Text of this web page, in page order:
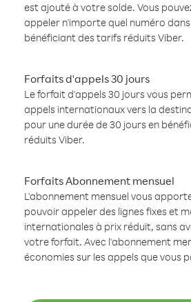
est ajouté à votre solde. Vous
appeler n'importe quel numéro
bénéficiant des tarifs réduits Viber.
Forfaits d'appels 30 jours
Le forfait d'appels 30 jours vous
appels internationaux vers la
pour une durée de 30 jours en
réduits Viber.
Forfaits Abonnement mensuel
L'abonnement mensuel vous
pouvoir appeler des lignes fixes et
internationales à prix réduit, sans
votre forfait. Avec l'abonnement
économies sur les appels que vous